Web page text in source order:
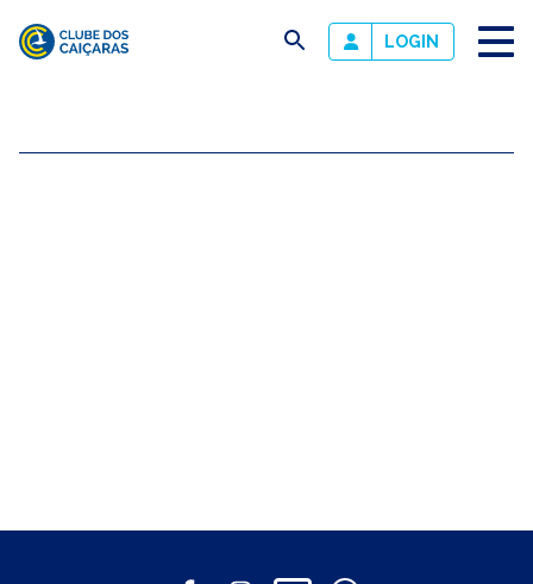
Caiçaras
busca LOGIN